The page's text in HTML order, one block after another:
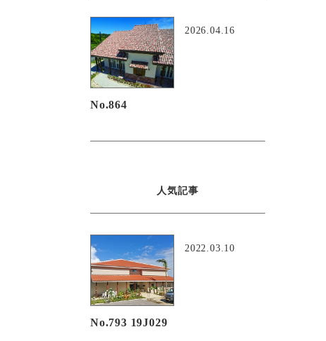
2026.04.16
No.864
人気記事
2022.03.10
No.793 19J029